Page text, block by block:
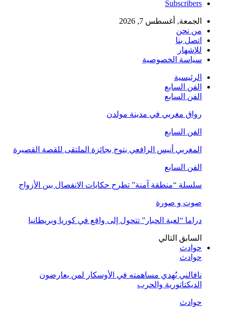
Subscribers
الجمعة, أغسطس 7, 2026
من نحن
اتصل بنا
للإشهار
سياسة الخصوصية
الرئيسية
الفن السابع
الفن السابع
رواق مغربي في مدينة مولدن
الفن السابع
المغربي أنيس الرافعي يتوج بجائزة الملتقى للقصة القصيرة
الفن السابع
سلسلة “منطقة آمنة” تطرح حكايات الانفصال بين الأزواج
صوت و صورة
دراما “لعبة الحبار” تتحول إلى واقع في كوريا وبريطانيا
السابق التالي
حوادث
حوادث
نافالني يُهدي مساهمته في الأوسكار لمن يعارضون
الديكتاتورية والحرب
حوادث